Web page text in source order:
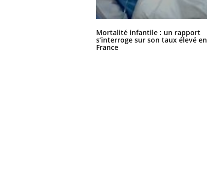
Mortalité infantile : un rapport
s’interroge sur son taux élevé en
France